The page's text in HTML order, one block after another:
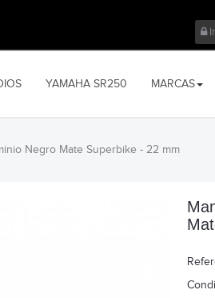
YAMAHA SR250 MARCAS
Negro Mate Superbike - 22 mm